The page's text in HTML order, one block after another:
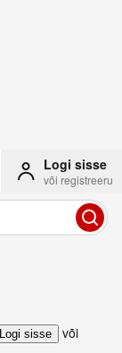
Logi sisse
või registreeru
Logi sisse või